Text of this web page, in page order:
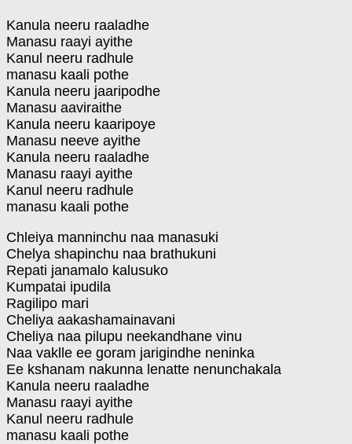
Kanula neeru raaladhe
Manasu raayi ayithe
Kanul neeru radhule
manasu kaali pothe
Kanula neeru jaaripodhe
Manasu aaviraithe
Kanula neeru kaaripoye
Manasu neeve ayithe
Kanula neeru raaladhe
Manasu raayi ayithe
Kanul neeru radhule
manasu kaali pothe
Chleiya manninchu naa manasuki
Chelya shapinchu naa brathukuni
Repati janamalo kalusuko
Kumpatai ipudila
Ragilipo mari
Cheliya aakashamainavani
Cheliya naa pilupu neekandhane vinu
Naa vaklle ee goram jarigindhe neninka
Ee kshanam nakunna lenatte nenunchakala
Kanula neeru raaladhe
Manasu raayi ayithe
Kanul neeru radhule
manasu kaali pothe